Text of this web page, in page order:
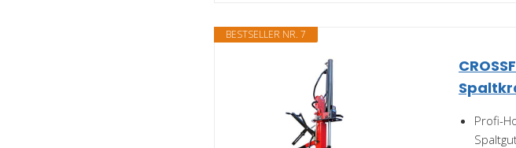
BESTSELLER NR. 7
Profi-